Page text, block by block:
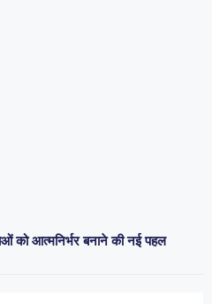
को आत्मनिर्भर बनाने की नई पहल